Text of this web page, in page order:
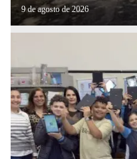
9 de agosto de 2026